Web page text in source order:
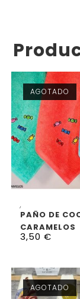
AGOTADO
,
PAÑO DE
CARAMELOS
3,50 €
AGOTADO